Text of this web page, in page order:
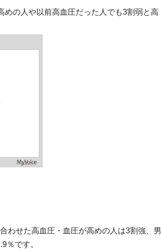
めの人や以前高血圧だった人でも3割弱と高
わせた高血圧・血圧が高めの人は3割強、男
％です。